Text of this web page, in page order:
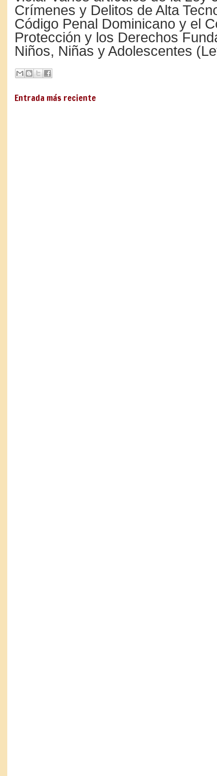
Crímenes y Delitos de Alta
Código Penal Dominicano y el
Protección y los Derechos
Niños, Niñas y Adolescentes
Entrada más reciente